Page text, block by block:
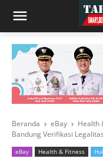
Beranda eBay Health
Bandung Verifikasi
eBay Health & Fitness